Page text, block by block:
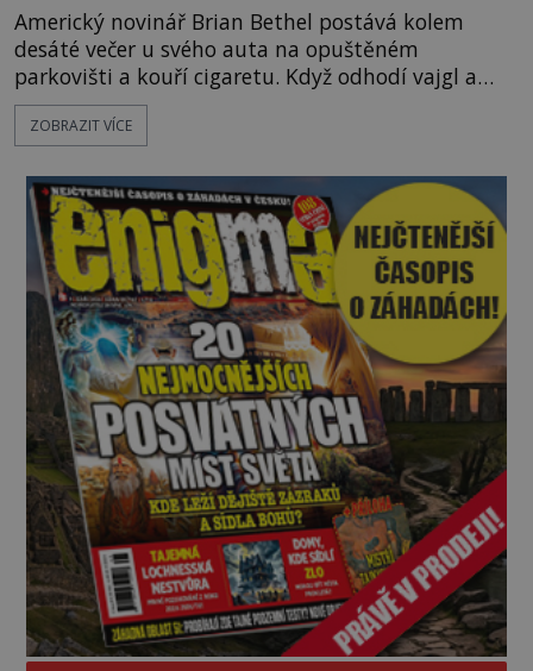
Americký novinář Brian Bethel postává kolem
desáté večer u svého auta na opuštěném
parkovišti a kouří cigaretu. Když odhodí vajgl a
chystá se nastoupit do auta, přijdou k němu dva
mladí chlapci, kterým může být okolo 14 let.
pouhých několik minut od tohoto parkoviště,“
zeptá se suverénně jeden z nich. P
ZOBRAZIT VÍCE